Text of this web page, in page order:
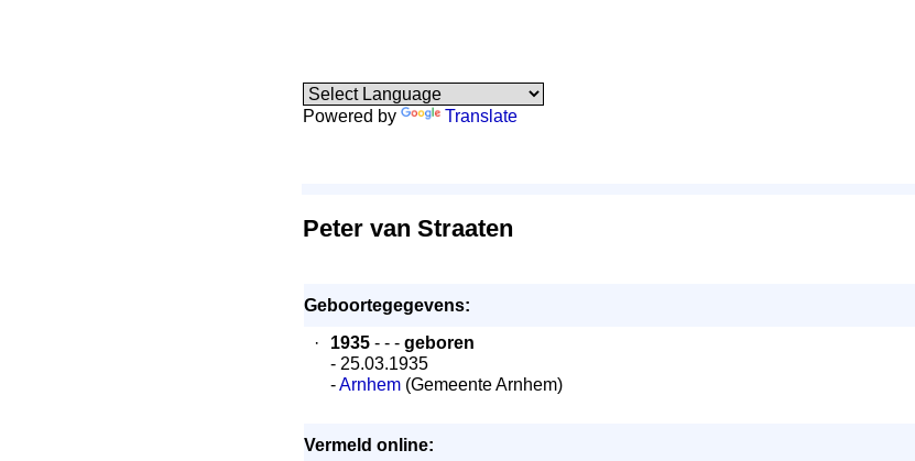
Powered by Translate
Peter van Straaten
Geboortegegevens:
·
1935 - - - geboren
- 25.03.1935
-Arnhem (Gemeente Arnhem)
Vermeld online: